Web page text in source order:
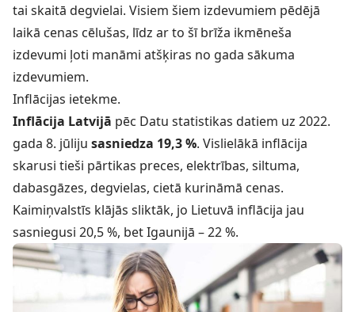
tai skaitā degvielai. Visiem šiem izdevumiem pēdējā
laikā cenas cēlušas, līdz ar to šī brīža ikmēneša
izdevumi ļoti manāmi atšķiras no gada sākuma
izdevumiem.
Inflācijas ietekme.
Inflācija Latvijā pēc Datu statistikas datiem uz 2022.
gada 8. jūliju sasniedza 19,3 %. Vislielākā inflācija
skarusi tieši pārtikas preces, elektrības, siltuma,
dabasgāzes, degvielas, cietā kurināmā cenas.
Kaimiņvalstīs klājās sliktāk, jo Lietuvā inflācija jau
sasniegusi 20,5 %, bet Igaunijā – 22 %.